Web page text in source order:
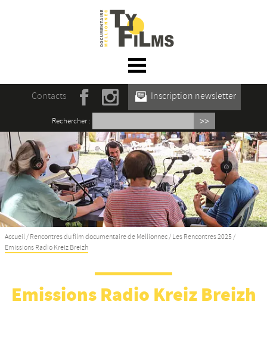
☰ Menu
Accueil
Actualités
L’association
Rencontres du film documentaire de
Mellionnec
Projections
Se former
Maison des Auteur·rices
Nos productions et +
Contacts Inscription newsletter
Rechercher :
Accueil / Rencontres du film documentaire de Mellionnec / Les Rencontres 2025 /
Emissions Radio Kreiz Breizh
Emissions Radio Kreiz Breizh